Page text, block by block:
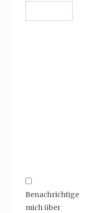
Benachrichtige
mich über